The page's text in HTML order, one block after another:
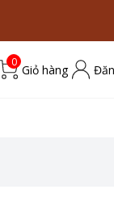
0
Giỏ hàng